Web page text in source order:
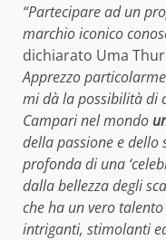
“Partecipare ad un
marchio iconico
dichiarato Uma
Apprezzo
mi dà la possibilità di
Campari nel mondo
della passione e dello
profonda di una
dalla bellezza degli
che ha un vero
intriganti, stimolanti